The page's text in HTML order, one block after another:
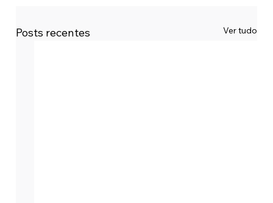
Posts recentes Ver tudo